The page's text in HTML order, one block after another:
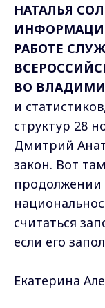
НАТАЛЬЯ
РАБОТЕ
ВО
и
структур 28
Дмитрий
закон. Вот
считаться
если его
Екатерина